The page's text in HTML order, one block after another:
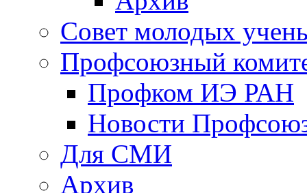
Совет молодых
Профсоюзный
Профком ИЭ РАН
Новости
Для СМИ
Архив